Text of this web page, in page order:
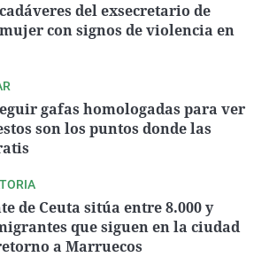
del exsecretario de
con signos de violencia en
gafas homologadas para ver
son los puntos donde las
de Ceuta sitúa entre 8.000 y
que siguen en la ciudad
a Marruecos